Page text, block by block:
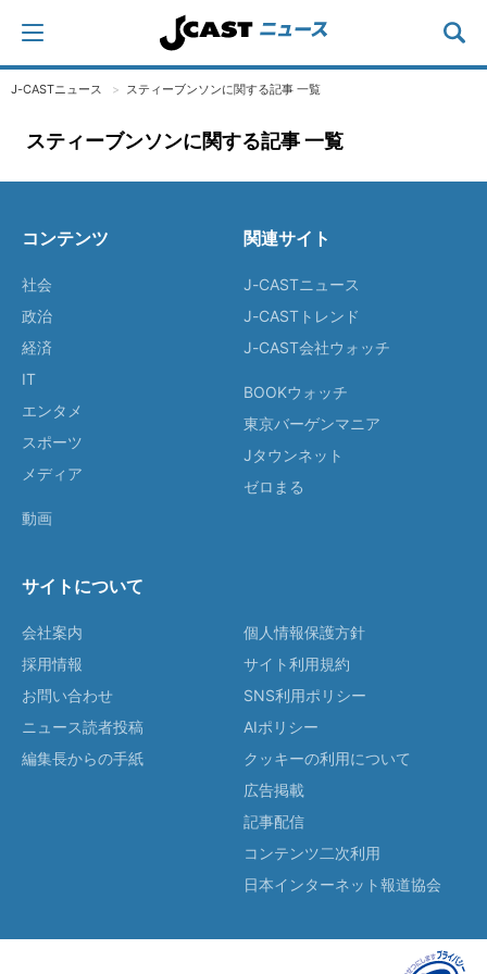
J-CASTニュース スティーブンソンに関する記事 一覧
スティーブンソンに関する記事 一覧
コンテンツ
社会
政治
経済
IT
エンタメ
スポーツ
メディア
動画
関連サイト
J-CASTニュース
J-CASTトレンド
J-CAST会社ウォッチ
BOOKウォッチ
東京バーゲンマニア
Jタウンネット
ゼロまる
サイトについて
会社案内
採用情報
お問い合わせ
ニュース読者投稿
編集長からの手紙
個人情報保護方針
サイト利用規約
SNS利用ポリシー
AIポリシー
クッキーの利用について
広告掲載
記事配信
コンテンツ二次利用
日本インターネット報道協会